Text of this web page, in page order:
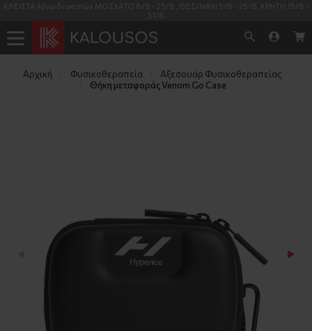
ΚΛΕΙΣΤΑ λόγω διακοπών ΜΟΣΧΑΤΟ 8/8 - 25/8 , ΘΕΣ/ΝΙΚΗ 5/8 - 25/8, ΚΡΗΤΗ 15/8 -
31/8
Αρχική Φυσικοθεραπεία
Αξεσουάρ Φυσικοθεραπείας
Θήκη μεταφοράς Venom Go Case